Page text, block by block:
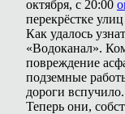
октября, с 20:00
перекрёстке
Как удалось
«Водоканал».
повреждение
подземные
дороги вспучило.
Теперь они,